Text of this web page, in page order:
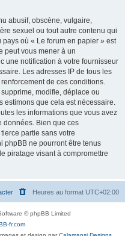
abusif, obscène, vulgaire,
sexuel ou tout autre contenu qui
où « Le forum en papier » est
peut vous mener à un
une notification à votre fournisseur
Les adresses IP de tous les
de ces conditions.
modifie, déplace ou
estimons que cela est nécessaire.
les informations que vous avez
données. Bien que ces
partie sans votre
phpBB ne pourront être tenus
piratage visant à compromettre
Heures au format UTC+02:00
© phpBB Limited
fr.com